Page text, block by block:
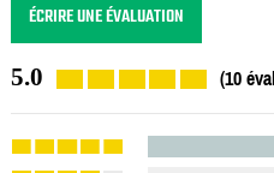
ÉCRIRE UNE ÉVALUATION
5.0 (10